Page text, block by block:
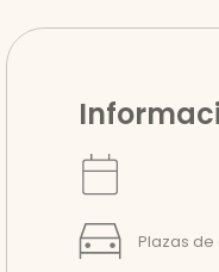
Plazas